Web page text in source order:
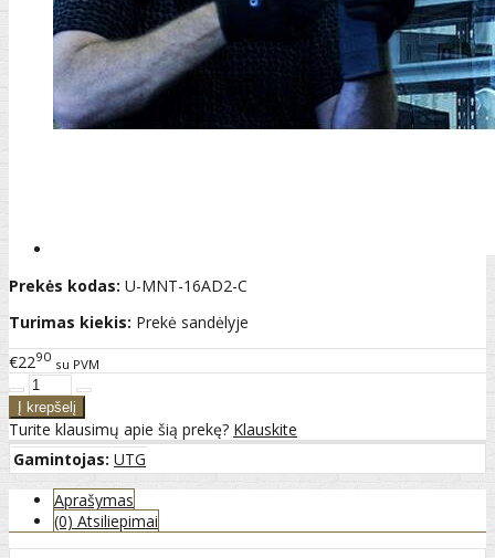
Prekės kodas: U-MNT-16AD2-C
Turimas kiekis: Prekė sandėlyje
€2290 su PVM
Turite klausimų apie šią prekę? Klauskite
Gamintojas: UTG
Aprašymas
(0) Atsiliepimai